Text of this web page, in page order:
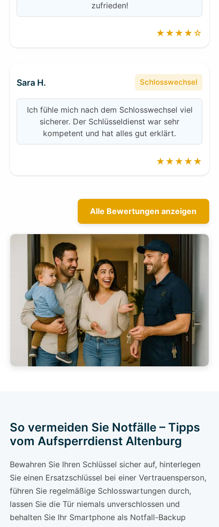
zufrieden!
★★★★☆
Sara H. Schlosswechsel
Ich fühle mich nach dem Schlosswechsel viel
sicherer. Der Schlüsseldienst war sehr
kompetent und hat alles gut erklärt.
★★★★★
Alle Bewertungen anzeigen
So vermeiden Sie Notfälle – Tipps
vom Aufsperrdienst Altenburg
Bewahren Sie Ihren Schlüssel sicher auf, hinterlegen
Sie einen Ersatzschlüssel bei einer Vertrauensperson,
führen Sie regelmäßige Schlosswartungen durch,
lassen Sie die Tür niemals unverschlossen und
behalten Sie Ihr Smartphone als Notfall-Backup